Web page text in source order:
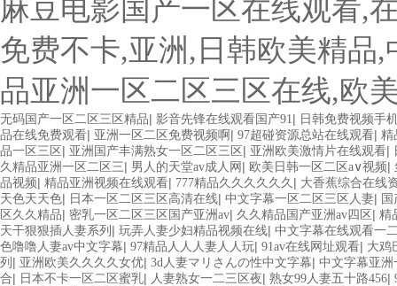
麻豆电影国产一区在线观看,
免费不卡,亚洲,日韩欧美精品
品亚洲一区二区三区在线,欧
无码国产一区二区三区精品| 影音先锋在线观看国产91| 日韩免费视频手
品在线免费观看| 亚洲一区二区免费视频啊 | 97超碰资源总站在线观看| 精
品一区三区 | 亚洲国产丰满熟女一区二区三区 | 亚洲欧美激情片在线观看|
久精品亚洲一区二区三| 男人的天堂av成人网 | 欧美日韩一区二区a∨视频|
品视频| 精品亚洲视频在线观看| 777精品久久久久久久 | 大香蕉综合在线
天色天天色| 日本一区二区三区高清在线| 中文字幕一区二区三区人妻|
区久久精品| 密乳一区二区三区国产亚洲av| 久久精品国产亚洲av四区 | 精
天干狠狠插人妻系列 | 玩弄人妻少妇精品视频在线| 中文字幕在线观看一
色噜噜人妻av中文字幕| 97精品人人人妻人人玩| 91av在线网址观看| 大鸡
列 | 亚洲欧美久久久久女优| 3d人妻マリさんの性中文字幕| 中文字幕亚洲
合| 日本不卡一区二区蜜乳| 人妻熟女一二三区夜| 熟女99人妻五十路456|